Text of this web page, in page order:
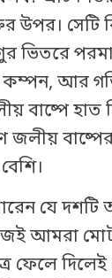
উপর। সেটি
ভিতরে
কম্পন, আর
বাষ্পে হাত
জলীয়
যে দশটি
আমরা মোট
ফেলে